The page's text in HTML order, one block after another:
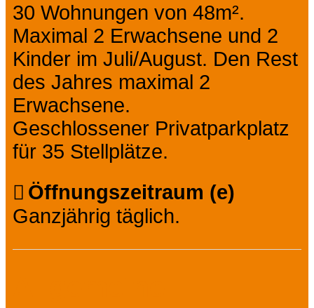
30 Wohnungen von 48m².
Maximal 2 Erwachsene und 2
Kinder im Juli/August. Den Rest
des Jahres maximal 2
Erwachsene.
Geschlossener Privatparkplatz
für 35 Stellplätze.
Öffnungszeitraum (e)
Ganzjährig täglich.